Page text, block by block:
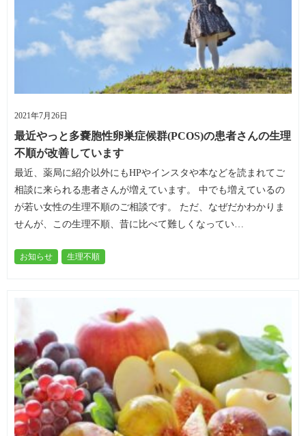
2021年7月26日
最近やっと多嚢胞性卵巣症候群(PCOS)の患者さんの生理
不順が改善しています
最近、薬局に紹介以外にもHPやインスタや本などを読まれてご
相談に来られる患者さんが増えています。 中でも増えているの
が若い女性の生理不順のご相談です。 ただ、なぜだかわかりま
せんが、この生理不順、昔に比べて難しくなってい…
お知らせ 生理不順